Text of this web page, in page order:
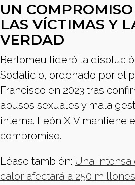
UN
LAS VÍCTIMAS Y
VERDAD
Bertomeu lideró la
Sodalicio, ordenado por el
Francisco en 2023 tras
abusos sexuales y mala
interna. León XIV mantiene
compromiso.
Léase también: Una intensa
calor afectará a 250